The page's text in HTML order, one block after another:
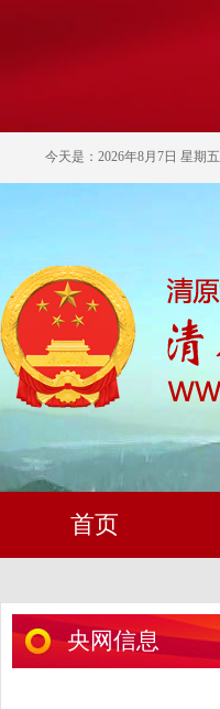
今天是：2026年8月7日 星期五
首页
央网信息